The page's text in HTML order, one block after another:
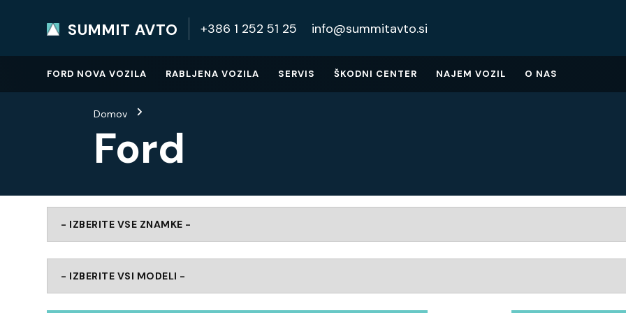
SUMMIT AVTO +386 1 252 51 25 info@summitavto.si
SUMMIT AVTO
FORD NOVA VOZILA RABLJENA VOZILA SERVIS ŠKODNI CENTER NAJEM VOZIL O NAS
Domov
Ford